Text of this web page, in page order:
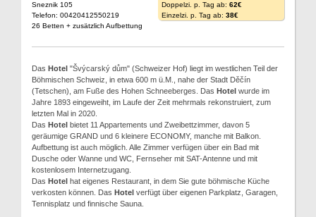
Sneznik 105
Telefon: 00420412550219
26 Betten + zusätzlich Aufbettung
Doppelzi. p. Tag ab: 62€
Einzelzi. p. Tag ab: 38€
Das Hotel "Švýcarský dům" (Schweizer Hof) liegt im westlichen Teil der
Böhmischen Schweiz, in etwa 600 m ü.M., nahe der Stadt Děčín
(Tetschen), am Fuße des Hohen Schneeberges. Das Hotel wurde im
Jahre 1893 eingeweiht, im Laufe der Zeit mehrmals rekonstruiert, zum
letzten Mal in 2020.
Das Hotel bietet 11 Appartements und Zweibettzimmer, davon 5
geräumige GRAND und 6 kleinere ECONOMY, manche mit Balkon.
Aufbettung ist auch möglich. Alle Zimmer verfügen über ein Bad mit
Dusche oder Wanne und WC, Fernseher mit SAT-Antenne und mit
kostenlosem Internetzugang.
Das Hotel hat eigenes Restaurant, in dem Sie gute böhmische Küche
verkosten können. Das Hotel verfügt über eigenen Parkplatz, Garagen,
Tennisplatz und finnische Sauna.